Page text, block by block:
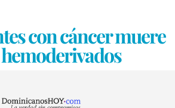
con cáncer muere